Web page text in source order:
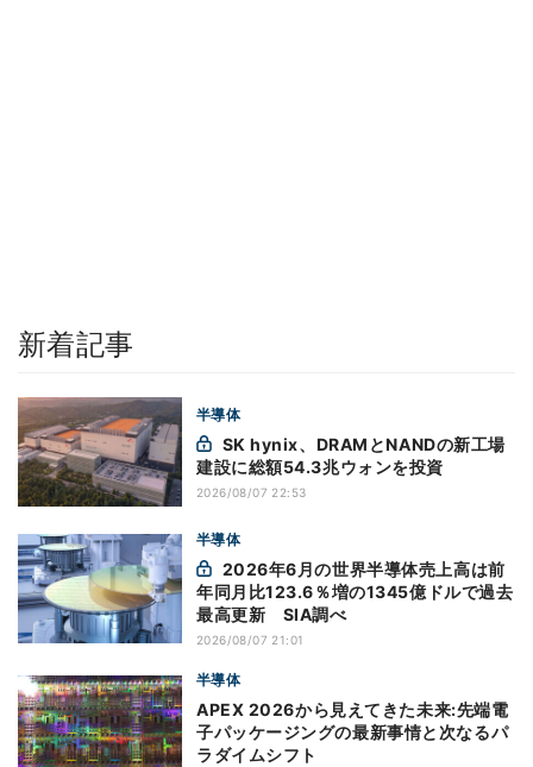
新着記事
半導体
建設に総額54.3兆ウォンを投資
2026/08/07 22:53
半導体
年同月比123.6％増の1345億ドルで過去
最高更新 SIA調べ
2026/08/07 21:01
半導体
APEX 2026から見えてきた未来:先端電
子パッケージングの最新事情と次なるパ
ラダイムシフト